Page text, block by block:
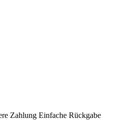
Zahlung Einfache Rückgabe